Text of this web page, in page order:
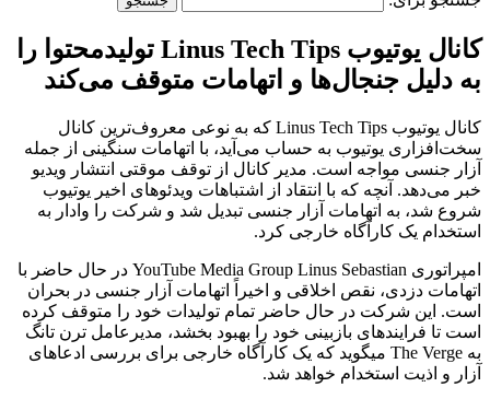
کانال یوتیوب Linus Tech Tips تولیدمحتوا را
به دلیل جنجال‌ها و اتهامات متوقف می‌کند
کانال یوتیوب Linus Tech Tips که به نوعی معروف‌ترین کانال
سخت‌افزاری یوتیوب به حساب می‌آید، با اتهامات سنگینی از جمله
آزار جنسی مواجه است. مدیر کانال از توقف موقتی انتشار ویدیو
خبر می‌دهد. آنچه که با انتقاد از اشتباهات ویدئوهای اخیر یوتیوب
شروع شد، به اتهامات آزار جنسی تبدیل شد و شرکت را وادار به
استخدام یک کارآگاه خارجی کرد.
امپراتوری YouTube Media Group Linus Sebastian در حال حاضر با
اتهامات دزدی، نقص اخلاقی و اخیراً اتهامات آزار جنسی در بحران
است. این شرکت در حال حاضر تمام تولیدات خود را متوقف کرده
است تا فرایندهای بازبینی خود را بهبود بخشد، مدیرعامل ترن تانگ
به The Verge می­گوید که یک کارآگاه خارجی برای بررسی ادعاهای
آزار و اذیت استخدام خواهد شد.